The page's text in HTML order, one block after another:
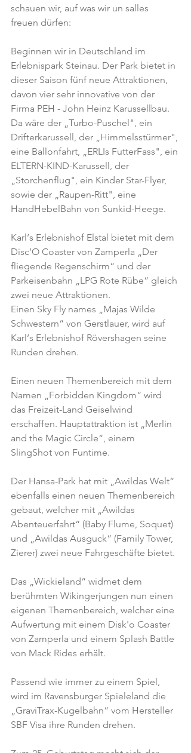
schauen wir, auf was wir un salles
freuen dürfen:
Beginnen wir in Deutschland im
Erlebnispark Steinau. Der Park bietet in
dieser Saison fünf neue Attraktionen,
davon vier sehr innovative von der
Firma PEH - John Heinz Karussellbau.
Da wäre der „Turbo-Puschel", ein
Drifterkarussell, der „Himmelsstürmer",
eine Ballonfahrt, „ERLIs FutterFass", ein
ELTERN-KIND-Karussell, der
„Storchenflug", ein Kinder Star-Flyer,
sowie der „Raupen-Ritt", eine
HandHebelBahn von Sunkid-Heege.
Karl‘s Erlebnishof Elstal bietet mit dem
Disc’O Coaster von Zamperla „Der
fliegende Regenschirm“ und der
Parkeisenbahn „LPG Rote Rübe“ gleich
zwei neue Attraktionen.
Einen Sky Fly names „Majas Wilde
Schwestern“ von Gerstlauer, wird auf
Karl‘s Erlebnishof Rövershagen seine
Runden drehen.
Einen neuen Themenbereich mit dem
Namen „Forbidden Kingdom“ wird
das Freizeit-Land Geiselwind
erschaffen. Hauptattraktion ist „Merlin
and the Magic Circle“, einem
SlingShot von Funtime.
Der Hansa-Park hat mit „Awildas Welt“
ebenfalls einen neuen Themenbereich
gebaut, welcher mit „Awildas
Abenteuerfahrt“ (Baby Flume, Soquet)
und „Awildas Ausguck“ (Family Tower,
Zierer) zwei neue Fahrgeschäfte bietet.
Das „Wickieland“ widmet dem
berühmten Wikingerjungen nun einen
eigenen Themenbereich, welcher eine
Aufwertung mit einem Disk'o Coaster
von Zamperla und einem Splash Battle
von Mack Rides erhält.
Passend wie immer zu einem Spiel,
wird im Ravensburger Spieleland die
„GraviTrax-Kugelbahn“ vom Hersteller
SBF Visa ihre Runden drehen.